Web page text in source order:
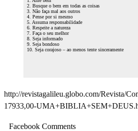
2. Busque o bem em todas as coisas
3. Não faça mal aos outros
4. Pense por si mesmo
5. Assuma responsabilidade
6. Respeite a natureza
7. Faça o seu melhor
8. Seja informado
9. Seja bondoso
10. Seja corajoso – ao menos tente sinceramente
http://revistagalileu.globo.com/Revista/
17933,00-
Facebook Comments